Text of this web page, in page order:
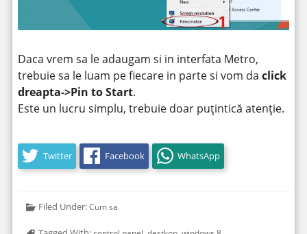
Daca vrem sa le adaugam si in interfata Metro,
trebuie sa le luam pe fiecare in parte si vom da click
dreapta->Pin to Start.
Este un lucru simplu, trebuie doar puțintică atenție.
Twitter Facebook WhatsApp
Filed Under:Cum sa